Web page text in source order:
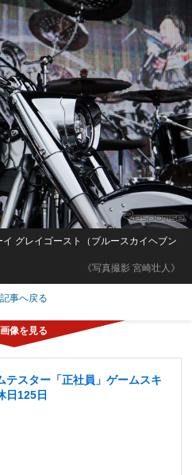
《写真撮影 宮崎壮人》
グレイゴースト（ブルースカイヘブン
事へ戻る
テスター「正社員」ゲームスキ
日125日